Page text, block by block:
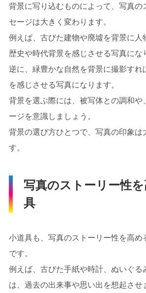
背景に写り込むものによって、写真の
セージは大きく変わります。
例えば、古びた建物や廃墟を背景に人
歴史や時代背景を感じさせる写真にな
逆に、緑豊かな自然を背景に撮影すれ
を感じさせる写真になります。
背景を選ぶ際には、被写体との調和や
ージを意識しましょう。
背景の選び方ひとつで、写真の印象は
す。
写真のストーリー性
具
小道具も、写真のストーリー性を高め
です。
例えば、古びた手紙や時計、ぬいぐる
は、過去の出来事や思い出を想起させ